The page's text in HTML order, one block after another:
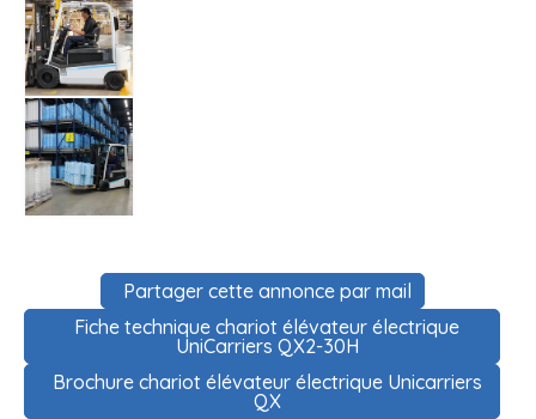
Partager cette annonce par mail
Fiche technique chariot élévateur électrique
UniCarriers QX2-30H
Brochure chariot élévateur électrique Unicarriers
QX